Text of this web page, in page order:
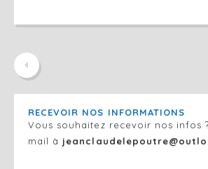
RECEVOIR NOS INFORMATIONS
Vous souhaitez recevoir nos infos
mail à